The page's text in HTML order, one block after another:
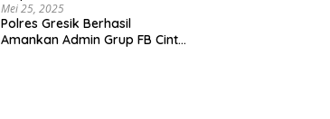
Mei 25, 2025
Polres Gresik Berhasil
Amankan Admin Grup FB Cinta